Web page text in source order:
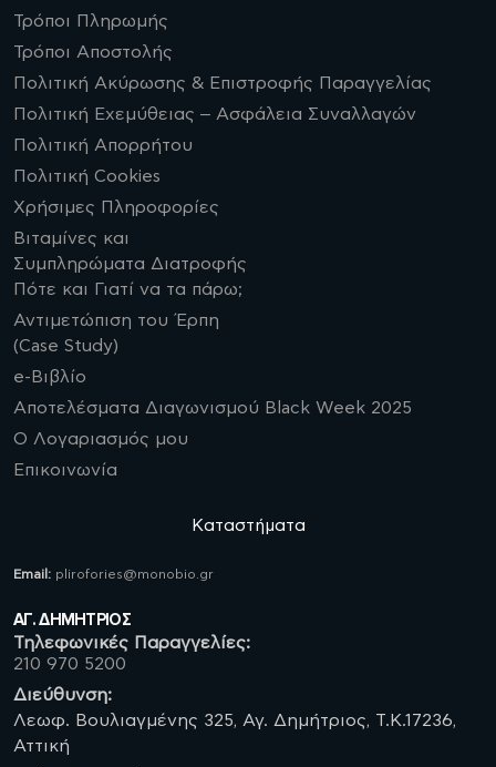
Τρόποι Πληρωμής
Τρόποι Αποστολής
Πολιτική Ακύρωσης & Επιστροφής Παραγγελίας
Πολιτική Εχεμύθειας – Ασφάλεια Συναλλαγών
Πολιτική Απορρήτου
Πολιτική Cookies
Χρήσιμες Πληροφορίες
Βιταμίνες και
Συμπληρώματα Διατροφής
Πότε και Γιατί να τα πάρω;
Αντιμετώπιση του Έρπη
(Case Study)
e-Βιβλίο
Αποτελέσματα Διαγωνισμού Black Week 2025
Ο Λογαριασμός μου
Επικοινωνία
Καταστήματα
Email: plirofories@monobio.gr
ΑΓ. ΔΗΜΗΤΡΙΟΣ
Τηλεφωνικές Παραγγελίες:
210 970 5200
Διεύθυνση:
Λεωφ. Βουλιαγμένης 325, Αγ. Δημήτριος, Τ.Κ.17236,
Αττική